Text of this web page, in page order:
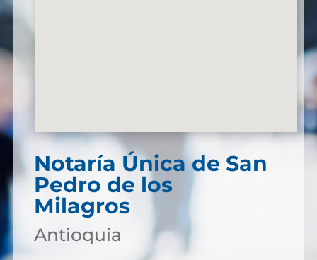
Notaría Única de San
Pedro de los
Milagros
Antioquia